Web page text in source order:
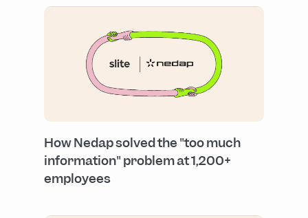
How Nedap solved the "too much
information" problem at 1,200+
employees